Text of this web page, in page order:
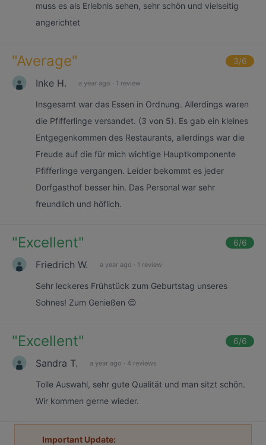
muss es als Erlebnis sehen, sehr schön und vielseitig
angerichtet
"Average" 3/6
Inke H. a year ago · 1 review
Insgesamt war das Essen in Ordnung. Allerdings waren
die Pfifferlinge versandet. (3 von 5). Es gab ein kleines
Entgegenkommen des Restaurants, allerdings war die
Freude auf die für mich wichtige Hauptkomponente
Pfifferlinge vergangen. Leider bekommt es jeder
Dorfgasthof besser hin. Das Personal war sehr
freundlich und höflich.
"Excellent" 6/6
Friedrich W. a year ago · 1 review
Sehr leckeres Frühstück zum Geburtstag unseres
Sohnes! Zum Genießen 😌
"Excellent" 6/6
Sandra T. a year ago · 4 reviews
Tolle Auswahl, sehr gute Qualität und man sitzt schön.
Wir kommen gerne wieder.
Important Update: